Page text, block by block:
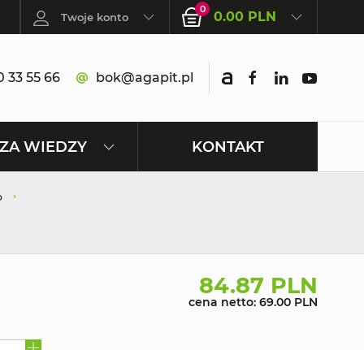
Twoje konto
0 0.00 PLN
33 55 66 bok@agapit.pl
WIEDZY KONTAKT
84.87 PLN
cena netto: 69.00 PLN